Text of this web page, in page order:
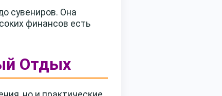
сувениров. Она
финансов есть
Отдых